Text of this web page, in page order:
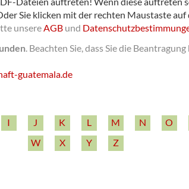
Sie klicken mit der rechten Maustaste
unsereAGB und
. Beachten Sie, dass Sie die
­guatemala.de
I J K L M N O
W
X Y Z